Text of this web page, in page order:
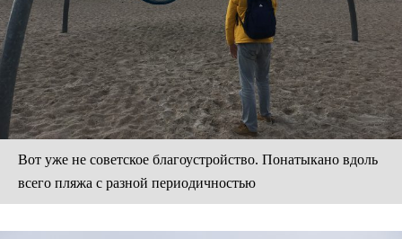
Вот уже не советское благоустройство. Понатыкано вдоль
всего пляжа с разной периодичностью